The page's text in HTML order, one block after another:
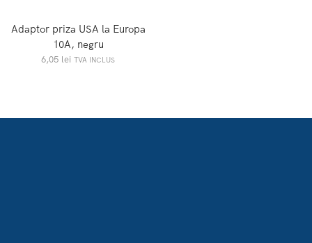
Adaptor priza USA la Europa
10A, negru
6,05 lei TVA INCLUS